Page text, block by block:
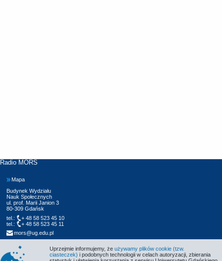
Radio MORS
Mapa
Budynek Wydziału
Nauk Społecznych
ul. prof. Marii Janion 3
80-309 Gdańsk
tel.:
+ 48 58 523 45 10
tel.:
+ 48 58 523 45 11
mors@ug.edu.pl
Uprzejmie informujemy, że używamy plików cookie (tzw.
ciasteczek) i podobnych technologii w celach autoryzacji, zbierania